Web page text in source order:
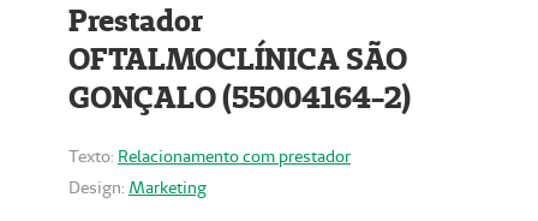
Prestador
OFTALMOCLÍNICA SÃO
GONÇALO (55004164-2)
Texto: Relacionamento com prestador
Design: Marketing